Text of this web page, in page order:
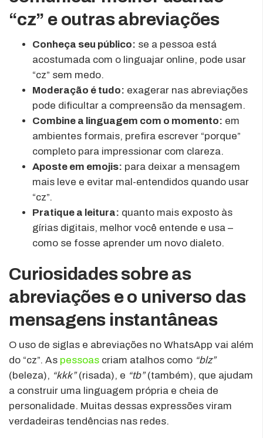
“cz” e outras abreviações
Conheça seu público: se a pessoa está
acostumada com o linguajar online, pode usar
“cz” sem medo.
Moderação é tudo: exagerar nas abreviações
pode dificultar a compreensão da mensagem.
Combine a linguagem com o momento: em
ambientes formais, prefira escrever “porque”
completo para impressionar com clareza.
Aposte em emojis: para deixar a mensagem
mais leve e evitar mal-entendidos quando usar
“cz”.
Pratique a leitura: quanto mais exposto às
gírias digitais, melhor você entende e usa –
como se fosse aprender um novo dialeto.
Curiosidades sobre as
abreviações e o universo das
mensagens instantâneas
O uso de siglas e abreviações no WhatsApp vai além
do “cz”. As pessoas criam atalhos como “blz”
(beleza), “kkk”(risada), e “tb”(também), que ajudam
a construir uma linguagem própria e cheia de
personalidade. Muitas dessas expressões viram
verdadeiras tendências nas redes.